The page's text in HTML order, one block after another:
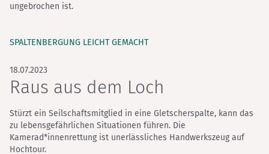
ungebrochen ist.
SPALTENBERGUNG LEICHT GEMACHT
18.07.2023
Raus aus dem Loch
Stürzt ein Seilschaftsmitglied in eine Gletscherspalte, kann das
zu lebensgefährlichen Situationen führen. Die
Kamerad*innenrettung ist unerlässliches Handwerkszeug auf
Hochtour.